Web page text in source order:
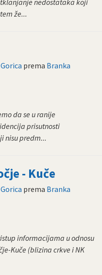
nedostataka koji
že...
prema Branka
da se u ranije
prisutnosti
nisu predm...
- Kuče
prema Branka
informacijama u odnosu
Kuče (blizina crkve i NK